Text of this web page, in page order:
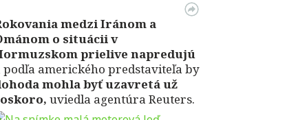
medzi Iránom a
o situácii v
prielive napredujú
podľa amerického predstaviteľa by
mohla byť uzavretá už
uviedla agentúra Reuters.